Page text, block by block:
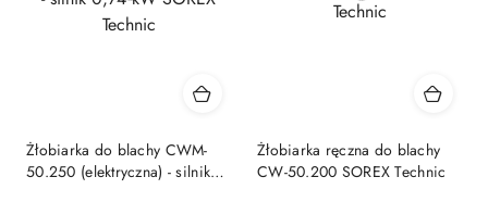
Żłobiarka do blachy CWM-
50.250 (elektryczna) - silnik
Żłobiarka ręczna do blachy
CW-50.200 SOREX Technic